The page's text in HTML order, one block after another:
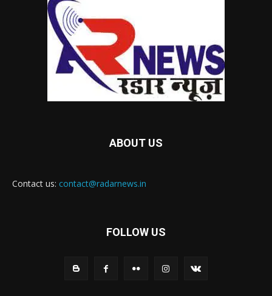
ABOUT US
Contact us: contact@radarnews.in
FOLLOW US